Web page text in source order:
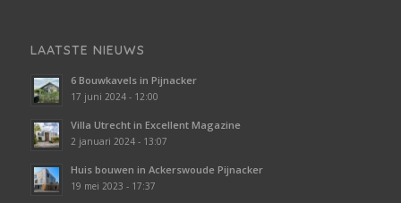
LAATSTE NIEUWS
6 Bouwkavels in Pijnacker
17 juni 2024 - 12:00
Villa Utrecht in Excellent Magazine
2 januari 2024 - 13:07
Huis bouwen in Ackerswoude Pijnacker
19 mei 2023 - 17:37